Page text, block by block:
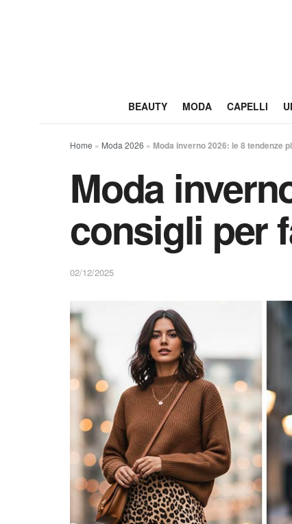
BEAUTY MODA CAPELLI
Home » Moda 2026 » Moda inverno 2026: le 8 tendenze
Moda
consigli per
02/12/2025